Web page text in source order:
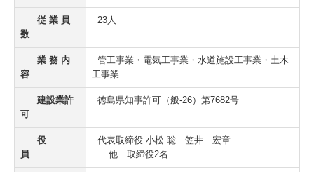
従 業 員
数
23人
業 務 内
容
管工事業・電気工事業・水道施設工事業・土木
工事業
建設業許
可
徳島県知事許可（般-26）第7682号
役
員
代表取締役 小松 聡 笠井 宏章
他 取締役2名